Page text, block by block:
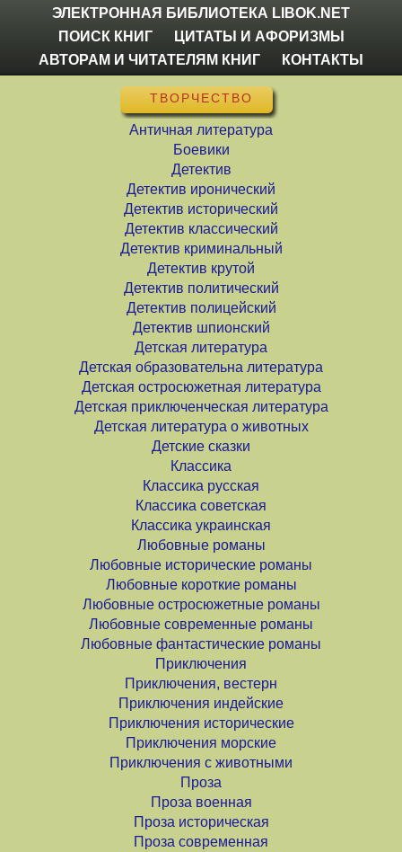
ЭЛЕКТРОННАЯ БИБЛИОТЕКА LIBOK.NET
ПОИСК КНИГ
ЦИТАТЫ И АФОРИЗМЫ
АВТОРАМ И ЧИТАТЕЛЯМ КНИГ
КОНТАКТЫ
ТВОРЧЕСТВО
Античная литература
Боевики
Детектив
Детектив иронический
Детектив исторический
Детектив классический
Детектив криминальный
Детектив крутой
Детектив политический
Детектив полицейский
Детектив шпионский
Детская литература
Детская образовательна литература
Детская остросюжетная литература
Детская приключенческая литература
Детская литература о животных
Детские сказки
Классика
Классика русская
Классика советская
Классика украинская
Любовные романы
Любовные исторические романы
Любовные короткие романы
Любовные остросюжетные романы
Любовные современные романы
Любовные фантастические романы
Приключения
Приключения, вестерн
Приключения индейские
Приключения исторические
Приключения морские
Приключения с животными
Проза
Проза военная
Проза историческая
Проза современная